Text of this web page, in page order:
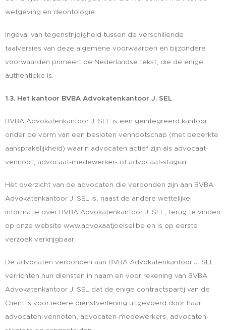
wetgeving en deontologie.
Ingeval van tegenstrijdigheid tussen de verschillende
taalversies van deze algemene voorwaarden en bijzondere
voorwaarden primeert de Nederlandse tekst, die de enige
authentieke is.
1.3. Het kantoor BVBA Advokatenkantoor J. SEL
BVBA Advokatenkantoor J. SEL is een geïntegreerd kantoor
onder de vorm van een besloten vennootschap (met beperkte
aansprakelijkheid) waarin advocaten actief zijn als advocaat-
vennoot, advocaat-medewerker- of advocaat-stagiair.
Het overzicht van de advocaten die verbonden zijn aan BVBA
Advokatenkantoor J. SEL is, naast de andere wettelijke
informatie over BVBA Advokatenkantoor J. SEL, terug te vinden
op onze website www.advokaatjoelsel.be en is op eerste
verzoek verkrijgbaar.
De advocaten verbonden aan BVBA Advokatenkantoor J. SEL
verrichten hun diensten in naam en voor rekening van BVBA
Advokatenkantoor J. SEL dat de enige contractspartij van de
Cliënt is voor iedere dienstverlening uitgevoerd door haar
advocaten-vennoten, advocaten-medewerkers, advocaten-